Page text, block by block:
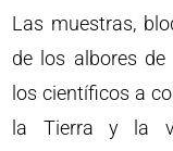
Las muestras,
de los albores
los científicos a
la Tierra y la